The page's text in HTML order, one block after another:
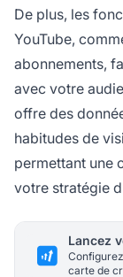
De plus, les
YouTube,
abonnements,
avec votre
offre des
habitudes de
permettant une
votre stratégie
Lancez
carte de